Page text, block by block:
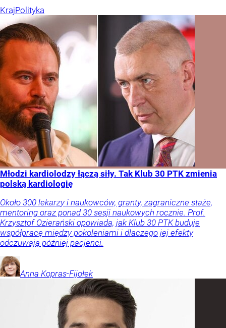
KrajPolityka
Młodzi kardiolodzy łączą siły. Tak Klub 30 PTK zmienia
polską kardiologię
Około 300 lekarzy i naukowców, granty, zagraniczne staże,
mentoring oraz ponad 30 sesji naukowych rocznie. Prof.
Krzysztof Ozierański opowiada, jak Klub 30 PTK buduje
współpracę między pokoleniami i dlaczego jej efekty
odczuwają później pacjenci.
Anna Kopras-Fijołek